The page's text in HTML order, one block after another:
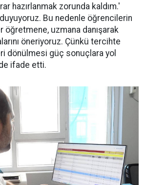
hazırlanmak zorunda kaldım.'
Bu nedenle öğrencilerin
öğretmene, uzmana danışarak
öneriyoruz. Çünkü tercihte
dönülmesi güç sonuçlara yol
ifade etti.